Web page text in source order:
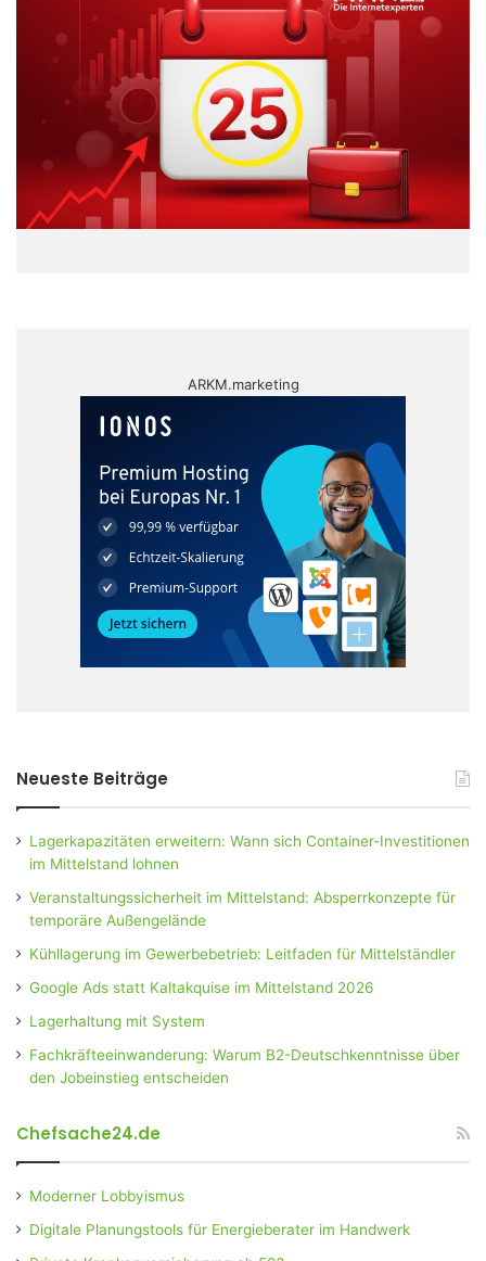
ARKM.marketing
Neueste Beiträge
Lagerkapazitäten erweitern: Wann sich Container-Investitionen
im Mittelstand lohnen
Veranstaltungssicherheit im Mittelstand: Absperrkonzepte für
temporäre Außengelände
Kühllagerung im Gewerbebetrieb: Leitfaden für Mittelständler
Google Ads statt Kaltakquise im Mittelstand 2026
Lagerhaltung mit System
Fachkräfteeinwanderung: Warum B2-Deutschkenntnisse über
den Jobeinstieg entscheiden
Chefsache24.de
Moderner Lobbyismus
Digitale Planungstools für Energieberater im Handwerk